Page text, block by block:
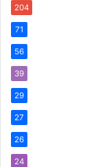
204
71
56
39
29
27
26
24